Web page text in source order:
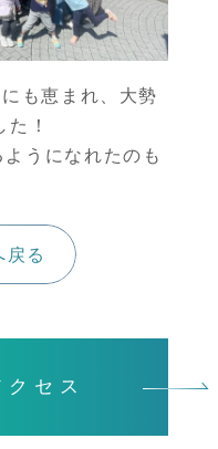
も恵まれ、大勢
！
うになれたのも
戻る
クセス